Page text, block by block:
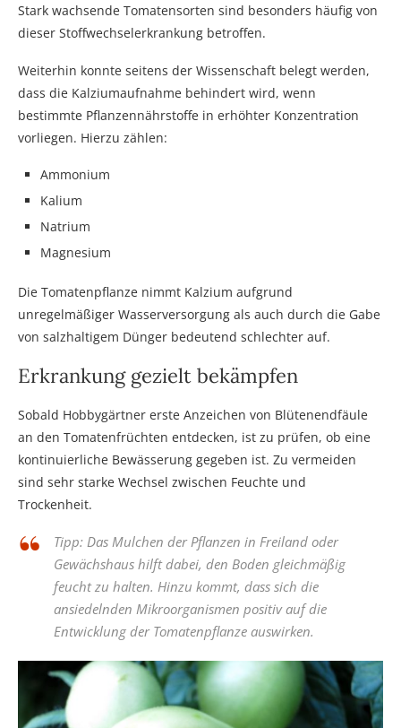
Stark wachsende Tomatensorten sind besonders häufig von
dieser Stoffwechselerkrankung betroffen.
Weiterhin konnte seitens der Wissenschaft belegt werden,
dass die Kalziumaufnahme behindert wird, wenn
bestimmte Pflanzennährstoffe in erhöhter Konzentration
vorliegen. Hierzu zählen:
Ammonium
Kalium
Natrium
Magnesium
Die Tomatenpflanze nimmt Kalzium aufgrund
unregelmäßiger Wasserversorgung als auch durch die Gabe
von salzhaltigem Dünger bedeutend schlechter auf.
Erkrankung gezielt bekämpfen
Sobald Hobbygärtner erste Anzeichen von Blütenendfäule
an den Tomatenfrüchten entdecken, ist zu prüfen, ob eine
kontinuierliche Bewässerung gegeben ist. Zu vermeiden
sind sehr starke Wechsel zwischen Feuchte und
Trockenheit.
Tipp: Das Mulchen der Pflanzen in Freiland oder
Gewächshaus hilft dabei, den Boden gleichmäßig
feucht zu halten. Hinzu kommt, dass sich die
ansiedelnden Mikroorganismen positiv auf die
Entwicklung der Tomatenpflanze auswirken.